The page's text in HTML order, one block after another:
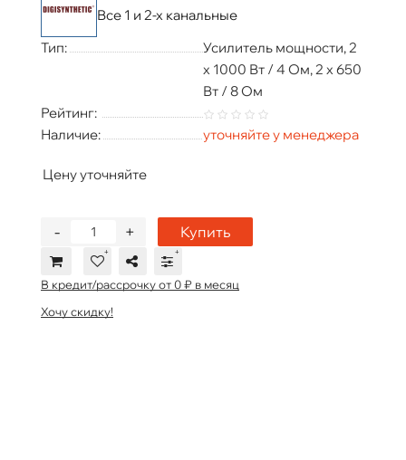
Все 1 и 2-х канальные
Тип:
Усилитель мощности, 2
х 1000 Вт / 4 Ом, 2 х 650
Вт / 8 Ом
Рейтинг:
Наличие:
уточняйте у менеджера
Цену уточняйте
+
- Купить
В кредит/рассрочку от 0 ₽ в месяц
Хочу скидку!